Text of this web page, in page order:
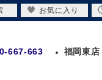
667-663 福岡東店
お気に入り